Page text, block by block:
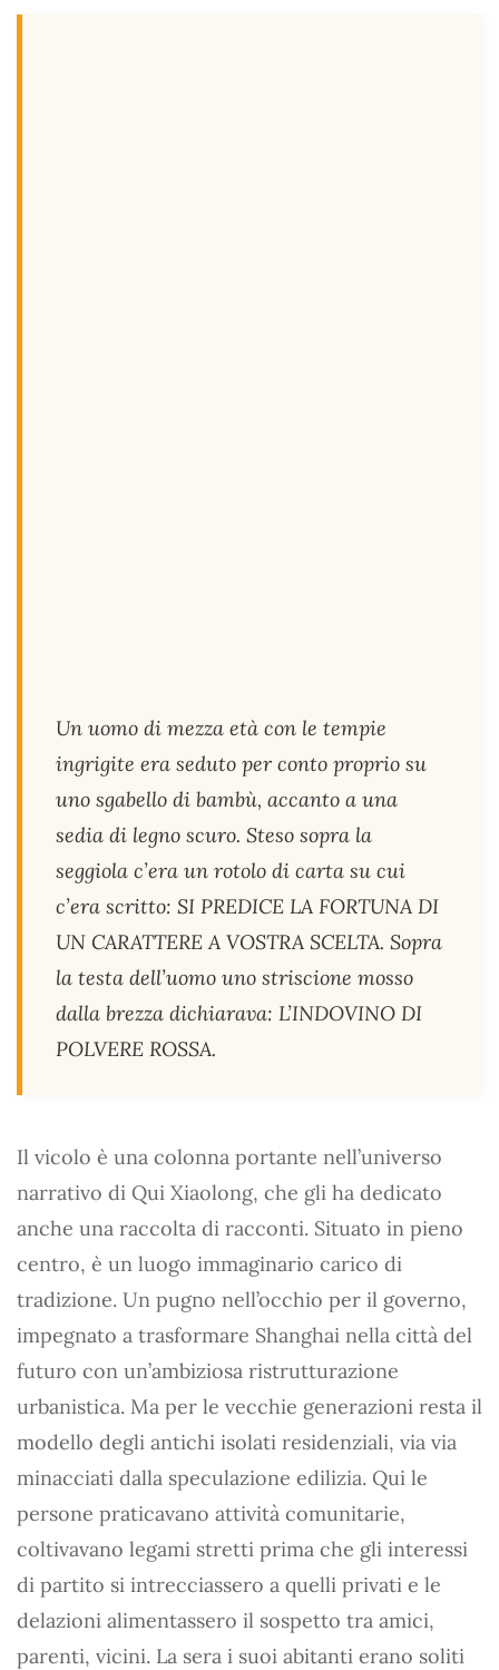
Un uomo di mezza età con le tempie
ingrigite era seduto per conto proprio su
uno sgabello di bambù, accanto a una
sedia di legno scuro. Steso sopra la
seggiola c’era un rotolo di carta su cui
c’era scritto: SI PREDICE LA FORTUNA DI
UN CARATTERE A VOSTRA SCELTA. Sopra
la testa dell’uomo uno striscione mosso
dalla brezza dichiarava: L’INDOVINO DI
POLVERE ROSSA.
Il vicolo è una colonna portante nell’universo
narrativo di Qui Xiaolong, che gli ha dedicato
anche una raccolta di racconti. Situato in pieno
centro, è un luogo immaginario carico di
tradizione. Un pugno nell’occhio per il governo,
impegnato a trasformare Shanghai nella città del
futuro con un’ambiziosa ristrutturazione
urbanistica. Ma per le vecchie generazioni resta il
modello degli antichi isolati residenziali, via via
minacciati dalla speculazione edilizia. Qui le
persone praticavano attività comunitarie,
coltivavano legami stretti prima che gli interessi
di partito si intrecciassero a quelli privati e le
delazioni alimentassero il sospetto tra amici,
parenti, vicini. La sera i suoi abitanti erano soliti